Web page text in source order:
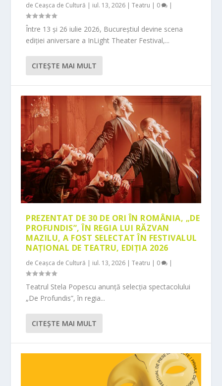
de Ceașca de Cultură | iul. 13, 2026 |Teatru | 0 |
Între 13 și 26 iulie 2026, Bucureștiul devine scena
ediției aniversare a InLight Theater Festival,...
CITEŞTE MAI MULT
PREZENTAT DE 30 DE ORI ÎN ROMÂNIA, „DE
PROFUNDIS”, ÎN REGIA LUI RĂZVAN
MAZILU, A FOST SELECTAT ÎN FESTIVALUL
NAȚIONAL DE TEATRU, EDIȚIA 2026
de Ceașca de Cultură | iul. 13, 2026 |Teatru | 0 |
Teatrul Stela Popescu anunță selecția spectacolului
„De Profundis”, în regia...
CITEŞTE MAI MULT